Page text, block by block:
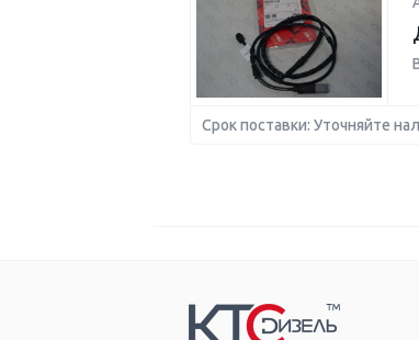
Срок поставки: Уточняйте